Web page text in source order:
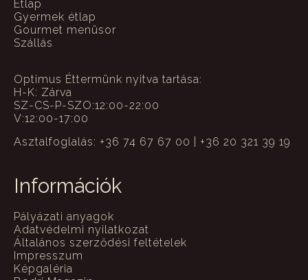
Étlap
Gyermek étlap
Gourmet menüsor
Szállás
Optimus Éttermünk nyitva tartása:
H-K: Zárva
SZ-CS-P-SZO:12:00-22:00
V:12:00-17:00
Asztalfoglalás: +36 74 67 67 00 | +36 20 321 39 19
Információk
Pályázati anyagok
Adatvédelmi nyilatkozat
Általános szerződési feltételek
Impresszum
Képgaléria